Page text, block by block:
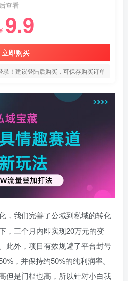
查看
9.9
立即购买
录！建议登陆后购买，可保存购买订单
，我们完善了公域到私域的转化
，三个月内即实现20万元的变
此外，项目有效规避了平台封号
，并保持约50%的纯利润率。
但是门槛也高，所以针对小白我